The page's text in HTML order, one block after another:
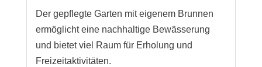
Der gepflegte Garten mit eigenem Brunnen
ermöglicht eine nachhaltige Bewässerung
und bietet viel Raum für Erholung und
Freizeitaktivitäten.